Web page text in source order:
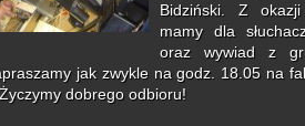
Bidziński. Z
mamy dla
oraz wywiad z
jak zwykle na godz. 18.05 na
dobrego odbioru!